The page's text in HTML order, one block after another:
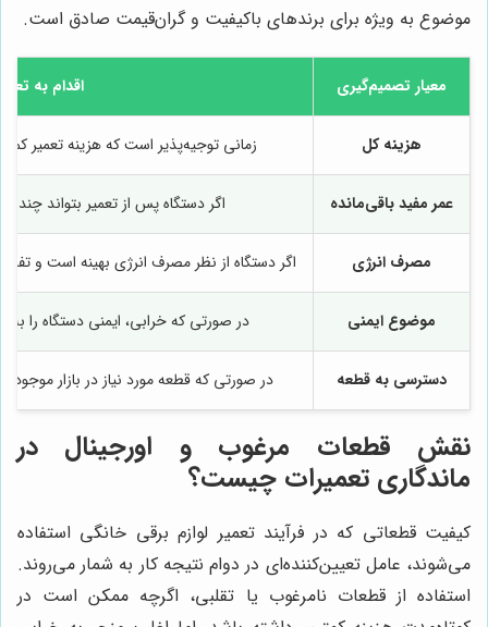
موضوع به ویژه برای برندهای باکیفیت و گران‌قیمت صادق است.
معیار تصمیم‌گیری اقدام به
هزینه کل زمانی توجیه‌پذیر است که هزینه تعمیر کمتر از ۵۰٪ قیمت دستگاه نو
عمر مفید باقی‌مانده اگر دستگاه پس از تعمیر بتواند چند
مصرف انرژی اگر دستگاه از نظر مصرف انرژی بهینه است و
موضوع ایمنی در صورتی که خرابی، ایمنی دستگاه را به
دسترسی به قطعه در صورتی که قطعه مورد نیاز در بازار
نقش قطعات مرغوب و اورجینال در
ماندگاری تعمیرات چیست؟
کیفیت قطعاتی که در فرآیند تعمیر لوازم برقی خانگی استفاده
می‌شوند، عامل تعیین‌کننده‌ای در دوام نتیجه کار به شمار می‌روند.
استفاده از قطعات نامرغوب یا تقلبی، اگرچه ممکن است در